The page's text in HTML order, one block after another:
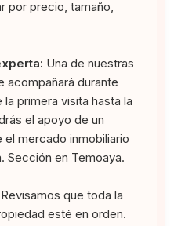
por precio, tamaño,
Una de nuestras
acompañará durante
primera visita hasta la
el apoyo de un
mercado inmobiliario
Sección en Temoaya.
Revisamos que toda la
esté en orden.